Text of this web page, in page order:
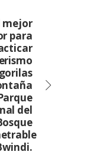
mejor
para
del